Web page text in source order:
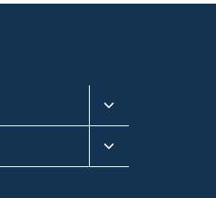
Toggle
submenu
Toggle
submenu